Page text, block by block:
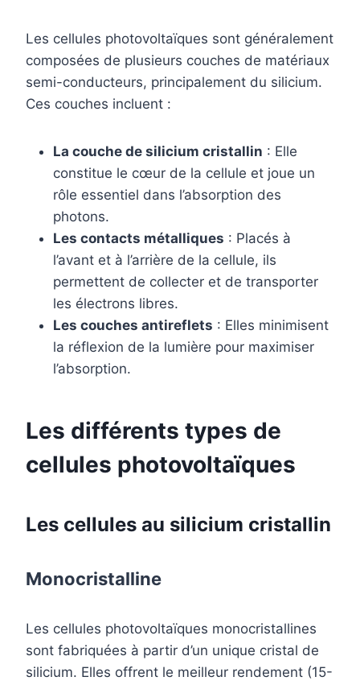
Les cellules photovoltaïques sont généralement
composées de plusieurs couches de matériaux
semi-conducteurs, principalement du silicium.
Ces couches incluent :
La couche de silicium cristallin : Elle
constitue le cœur de la cellule et joue un
rôle essentiel dans l’absorption des
photons.
Les contacts métalliques : Placés à
l’avant et à l’arrière de la cellule, ils
permettent de collecter et de transporter
les électrons libres.
Les couches antireflets : Elles minimisent
la réflexion de la lumière pour maximiser
l’absorption.
Les différents types de
cellules photovoltaïques
Les cellules au silicium cristallin
Monocristalline
Les cellules photovoltaïques monocristallines
sont fabriquées à partir d’un unique cristal de
silicium. Elles offrent le meilleur rendement (15-